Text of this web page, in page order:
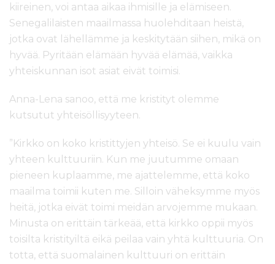
kiireinen, voi antaa aikaa ihmisille ja elämiseen.
Senegalilaisten maailmassa huolehditaan heistä,
jotka ovat lähellämme ja keskitytään siihen, mikä on
hyvää. Pyritään elämään hyvää elämää, vaikka
yhteiskunnan isot asiat eivät toimisi.
Anna-Lena sanoo, että me kristityt olemme
kutsutut yhteisöllisyyteen.
”Kirkko on koko kristittyjen yhteisö. Se ei kuulu vain
yhteen kulttuuriin. Kun me juutumme omaan
pieneen kuplaamme, me ajattelemme, että koko
maailma toimii kuten me. Silloin väheksymme myös
heitä, jotka eivät toimi meidän arvojemme mukaan.
Minusta on erittäin tärkeää, että kirkko oppii myös
toisilta kristityiltä eikä peilaa vain yhtä kulttuuria. On
totta, että suomalainen kulttuuri on erittäin